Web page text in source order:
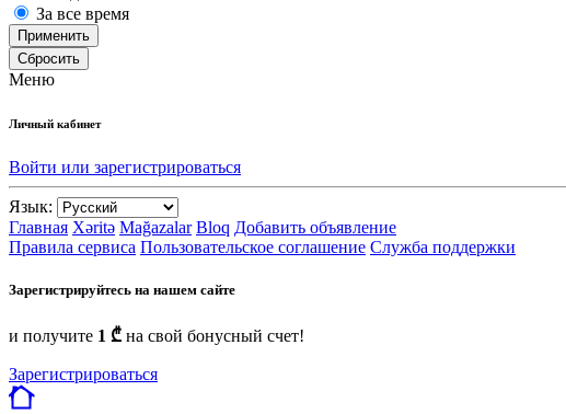
За все время
Применить
Сбросить
Меню
Личный кабинет
Войти или зарегистрироваться
Язык:
Главная Xəritə Mağazalar Bloq Добавить объявление
Правила сервиса Пользовательское соглашение Служба поддержки
Зарегистрируйтесь на нашем сайте
и получите 1 ₾ на свой бонусный счет!
Зарегистрироваться